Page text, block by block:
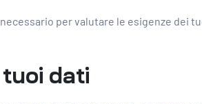
per valutare le esigenze dei
tuoi dati